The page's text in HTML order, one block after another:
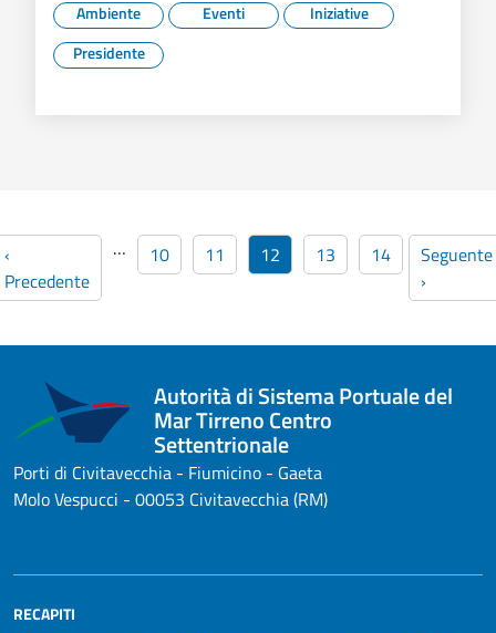
Ambiente Eventi
Iniziative
Presidente
Paginazione
Pagina precedente
‹
Precedente
… Pagina
10 Pagina
11 Pagina
12 Pagina
13 Pagina
14 Pagina
Seguente
›
Autorità di Sistema Portuale del
Mar Tirreno Centro
Settentrionale
Porti di Civitavecchia - Fiumicino - Gaeta
Molo Vespucci - 00053 Civitavecchia (RM)
RECAPITI